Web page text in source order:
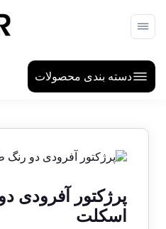
دسته بندی محصولات
پرژکتور آفرودی
اسکلت